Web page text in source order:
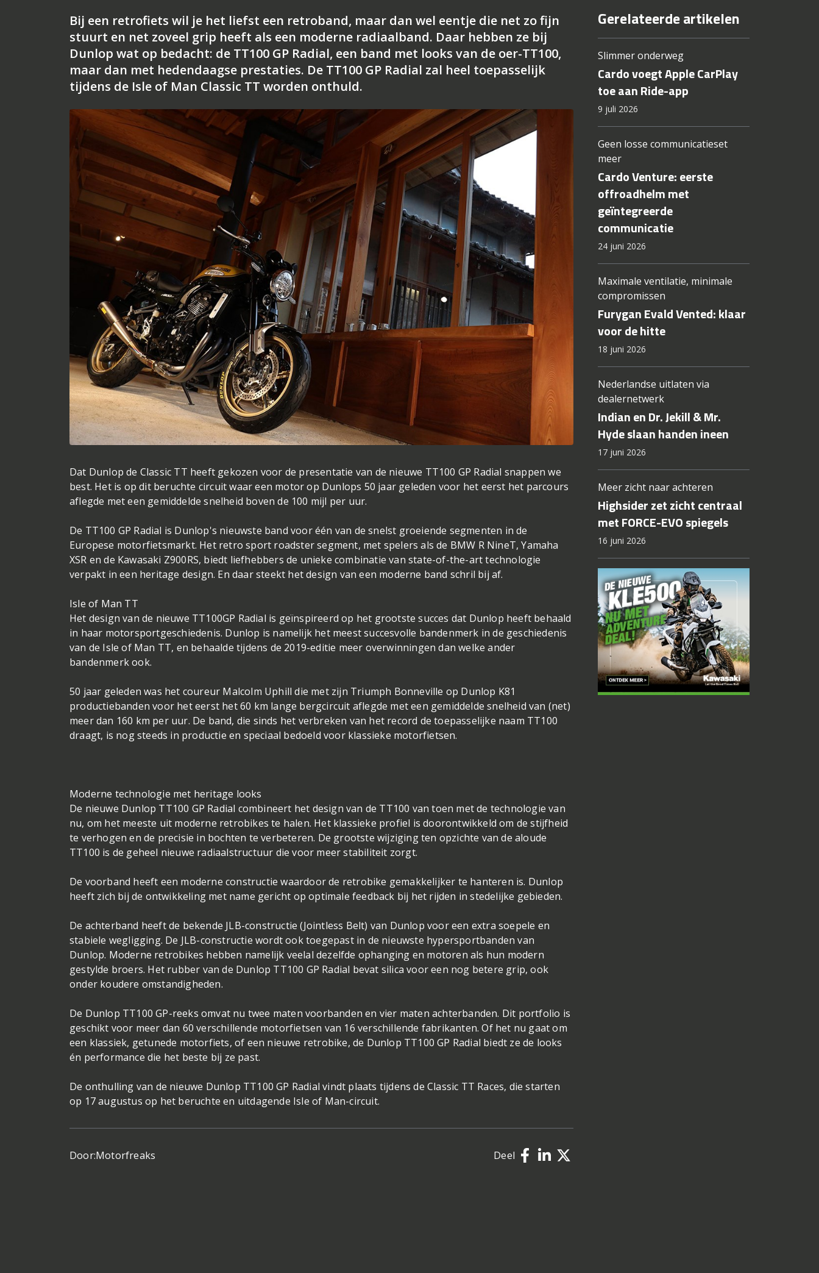
Bij een retrofiets wil je het liefst een retroband, maar dan wel eentje die net zo fijn
stuurt en net zoveel grip heeft als een moderne radiaalband. Daar hebben ze bij
Dunlop wat op bedacht: de TT100 GP Radial, een band met looks van de oer-TT100,
maar dan met hedendaagse prestaties. De TT100 GP Radial zal heel toepasselijk
tijdens de Isle of Man Classic TT worden onthuld.
Dat Dunlop de Classic TT heeft gekozen voor de presentatie van de nieuwe TT100 GP Radial snappen we
best. Het is op dit beruchte circuit waar een motor op Dunlops 50 jaar geleden voor het eerst het parcours
aflegde met een gemiddelde snelheid boven de 100 mijl per uur.
De TT100 GP Radial is Dunlop's nieuwste band voor één van de snelst groeiende segmenten in de
Europese motorfietsmarkt. Het retro sport roadster segment, met spelers als de BMW R NineT, Yamaha
XSR en de Kawasaki Z900RS, biedt liefhebbers de unieke combinatie van state-of-the-art technologie
verpakt in een heritage design. En daar steekt het design van een moderne band schril bij af.
Isle of Man TT
Het design van de nieuwe TT100GP Radial is geïnspireerd op het grootste succes dat Dunlop heeft behaald
in haar motorsportgeschiedenis. Dunlop is namelijk het meest succesvolle bandenmerk in de geschiedenis
van de Isle of Man TT, en behaalde tijdens de 2019-editie meer overwinningen dan welke ander
bandenmerk ook.
50 jaar geleden was het coureur Malcolm Uphill die met zijn Triumph Bonneville op Dunlop K81
productiebanden voor het eerst het 60 km lange bergcircuit aflegde met een gemiddelde snelheid van (net)
meer dan 160 km per uur. De band, die sinds het verbreken van het record de toepasselijke naam TT100
draagt, is nog steeds in productie en speciaal bedoeld voor klassieke motorfietsen.
Moderne technologie met heritage looks
De nieuwe Dunlop TT100 GP Radial combineert het design van de TT100 van toen met de technologie van
nu, om het meeste uit moderne retrobikes te halen. Het klassieke profiel is doorontwikkeld om de stijfheid
te verhogen en de precisie in bochten te verbeteren. De grootste wijziging ten opzichte van de aloude
TT100 is de geheel nieuwe radiaalstructuur die voor meer stabiliteit zorgt.
De voorband heeft een moderne constructie waardoor de retrobike gemakkelijker te hanteren is. Dunlop
heeft zich bij de ontwikkeling met name gericht op optimale feedback bij het rijden in stedelijke gebieden.
De achterband heeft de bekende JLB-constructie (Jointless Belt) van Dunlop voor een extra soepele en
stabiele wegligging. De JLB-constructie wordt ook toegepast in de nieuwste hypersportbanden van
Dunlop. Moderne retrobikes hebben namelijk veelal dezelfde ophanging en motoren als hun modern
gestylde broers. Het rubber van de Dunlop TT100 GP Radial bevat silica voor een nog betere grip, ook
onder koudere omstandigheden.
De Dunlop TT100 GP-reeks omvat nu twee maten voorbanden en vier maten achterbanden. Dit portfolio is
geschikt voor meer dan 60 verschillende motorfietsen van 16 verschillende fabrikanten. Of het nu gaat om
een klassiek, getunede motorfiets, of een nieuwe retrobike, de Dunlop TT100 GP Radial biedt ze de looks
én performance die het beste bij ze past.
De onthulling van de nieuwe Dunlop TT100 GP Radial vindt plaats tijdens de Classic TT Races, die starten
op 17 augustus op het beruchte en uitdagende Isle of Man-circuit.
Door:Motorfreaks Deel
Gerelateerde artikelen
Slimmer onderweg
Cardo voegt Apple CarPlay
toe aan Ride-app
9 juli 2026
Geen losse communicatieset
meer
Cardo Venture: eerste
offroadhelm met
geïntegreerde
communicatie
24 juni 2026
Maximale ventilatie, minimale
compromissen
Furygan Evald Vented: klaar
voor de hitte
18 juni 2026
Nederlandse uitlaten via
dealernetwerk
Indian en Dr. Jekill & Mr.
Hyde slaan handen ineen
17 juni 2026
Meer zicht naar achteren
Highsider zet zicht centraal
met FORCE-EVO spiegels
16 juni 2026